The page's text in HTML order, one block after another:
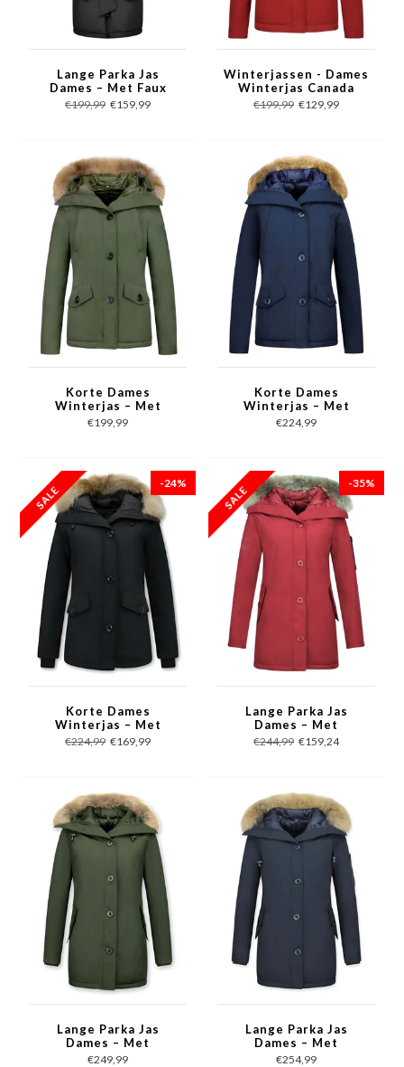
Lange Parka Jas
Dames – Met Faux
Bontkraag – 2728FX -
Zwart
€199,99 €159,99
Winterjassen - Dames
Winterjas Canada
Kort - Bontkraag -
Rood
€199,99 €129,99
Korte Dames
Winterjas – Met
Bontkraag – Groen
€199,99
Korte Dames
Winterjas – Met
Bontkraag – Blauw
€224,99
-24%
Korte Dames
Winterjas – Met
Bontkraag – Zwart
€224,99 €169,99
-35%
Lange Parka Jas
Dames – Met
Bontkraag – Rood
€244,99 €159,24
Lange Parka Jas
Dames – Met
Bontkraag – Groen
€249,99
Lange Parka Jas
Dames – Met
Bontkraag – Blauw
€254,99